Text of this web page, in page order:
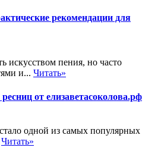
рекомендации для
искусством пения, но часто
и... Читать»
от елизаветасоколова.рф
одной из самых популярных
Читать»